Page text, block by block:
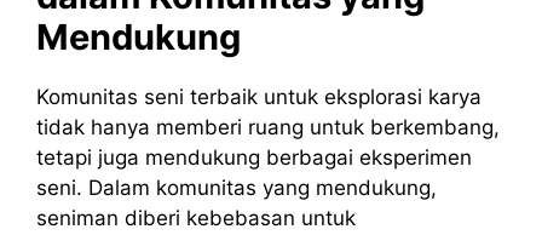
Mendukung
Komunitas seni terbaik untuk eksplorasi karya
tidak hanya memberi ruang untuk berkembang,
tetapi juga mendukung berbagai eksperimen
seni. Dalam komunitas yang mendukung,
seniman diberi kebebasan untuk